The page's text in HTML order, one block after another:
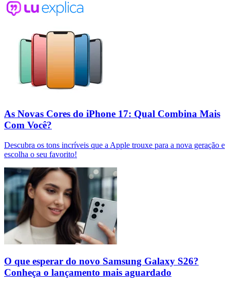
As Novas Cores do iPhone 17: Qual Combina Mais
Com Você?
Descubra os tons incríveis que a Apple trouxe para a nova geração e
escolha o seu favorito!
O que esperar do novo Samsung Galaxy S26?
Conheça o lançamento mais aguardado